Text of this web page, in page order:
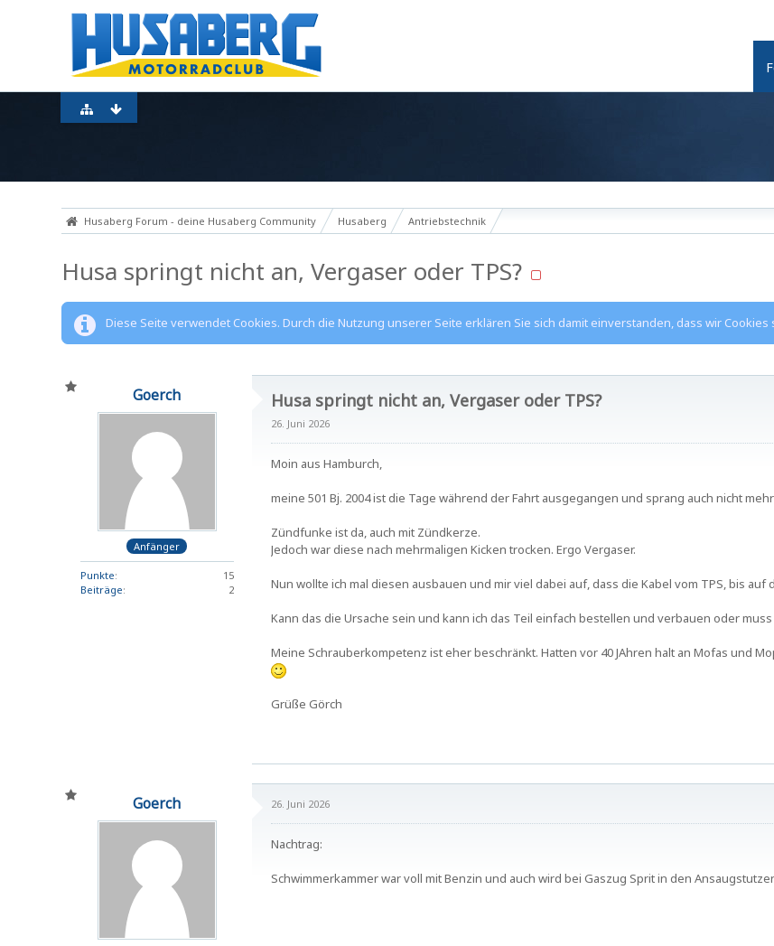
Husaberg Forum - deine Husaberg Community Husaberg Antriebstechnik
Husa springt nicht an, Vergaser oder TPS?
Diese Seite verwendet Cookies. Durch die Nutzung unserer Seite erklären Sie sich damit einverstanden, dass wir Cookies
Goerch
Anfänger
Punkte
15
Beiträge
2
Husa springt nicht an, Vergaser oder TPS?
26. Juni 2026
Moin aus Hamburch,
meine 501 Bj. 2004 ist die Tage während der Fahrt ausgegangen und sprang auch nicht
Zündfunke ist da, auch mit Zündkerze.
Jedoch war diese nach mehrmaligen Kicken trocken. Ergo Vergaser.
Nun wollte ich mal diesen ausbauen und mir viel dabei auf, dass die Kabel vom TPS, bis auf
Kann das die Ursache sein und kann ich das Teil einfach bestellen und verbauen oder
Meine Schrauberkompetenz ist eher beschränkt. Hatten vor 40 JAhren halt an Mofas und
Grüße Görch
Goerch 26. Juni 2026
Nachtrag:
Schwimmerkammer war voll mit Benzin und auch wird bei Gaszug Sprit in den